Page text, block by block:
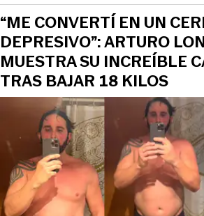
“ME CONVERTÍ EN UN
DEPRESIVO”: ARTURO
MUESTRA SU INCREÍBLE
TRAS BAJAR 18 KILOS